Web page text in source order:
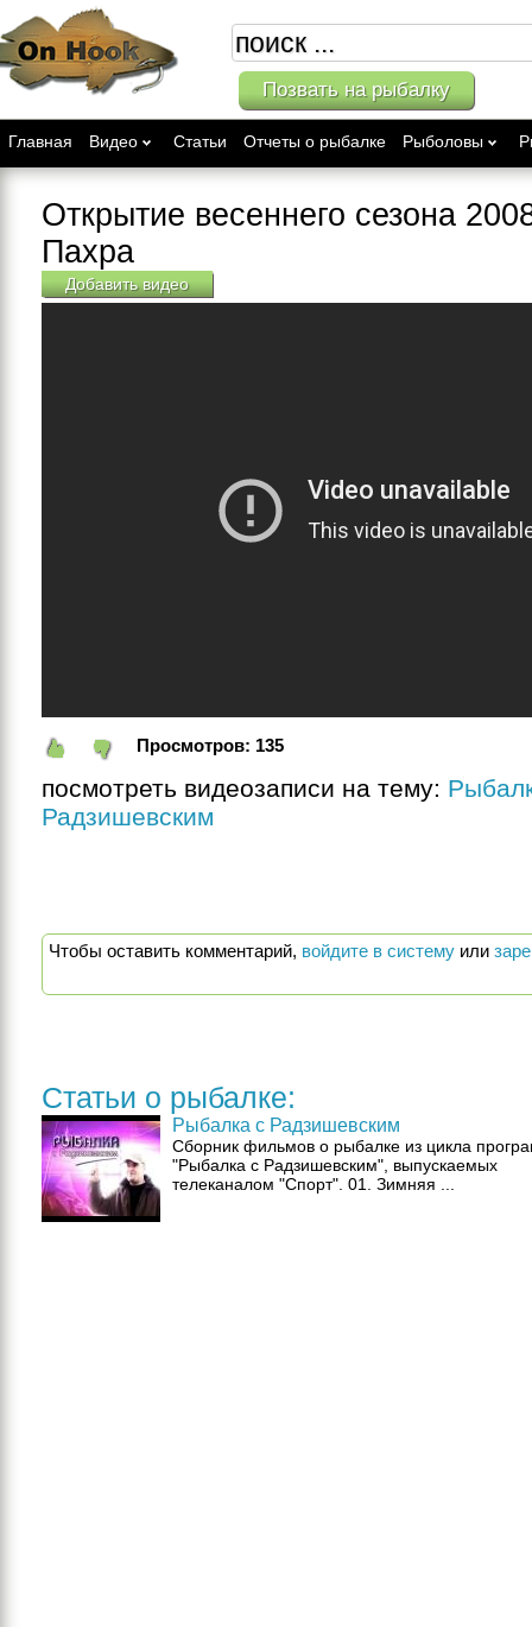
Позвать на рыбалку
Главная Видео Статьи Отчеты о рыбалке Рыболовы
Открытие весеннего сезона
Пахра
Добавить видео
Просмотров: 135
посмотреть видеозаписи на тему:
Радзишевским
Чтобы оставить комментарий, войдите в систему или
Статьи о рыбалке:
Рыбалка с Радзишевским
Сборник фильмов о рыбалке из цикла
"Рыбалка с Радзишевским", выпускаемых
телеканалом "Спорт". 01. Зимняя ...